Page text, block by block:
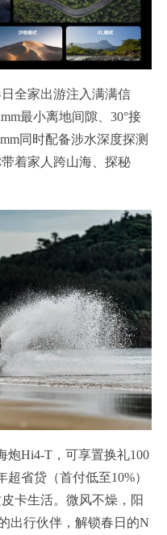
全家出游注入满满信
最小离地间隙、30°接
同时配备涉水深度探测
着家人跨山海、探秘
炮Hi4-T，可享置换礼100
省贷（首付低至10%）
卡生活。微风不燥，阳
出行伙伴，解锁春日的N